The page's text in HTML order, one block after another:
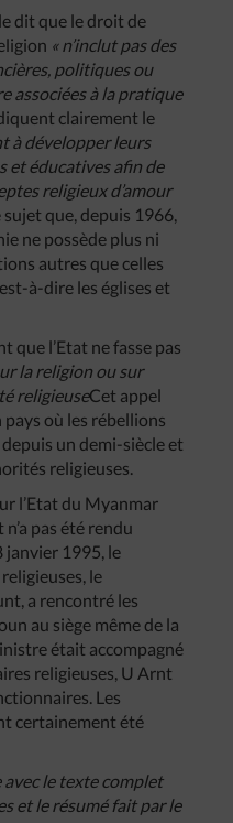
dit que le droit de
« n’inclut pas des
politiques ou
associées à la pratique
clairement le
à développer leurs
et éducatives afin de
religieux d’amour
que, depuis 1966,
ne possède plus ni
autres que celles
à-dire les églises et
que l’Etat ne fasse pas
la religion ou sur
religieuseCet appel
où les rébellions
un demi-siècle et
religieuses.
l’Etat du Myanmar
pas été rendu
janvier 1995, le
le
a rencontré les
au siège même de la
était accompagné
religieuses, U Arnt
Les
certainement été
le texte complet
et le résumé fait par le